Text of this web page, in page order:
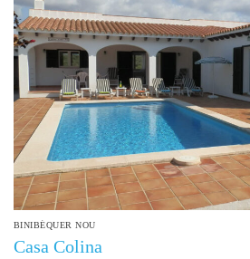
BINIBÉQUER NOU
Casa Colina